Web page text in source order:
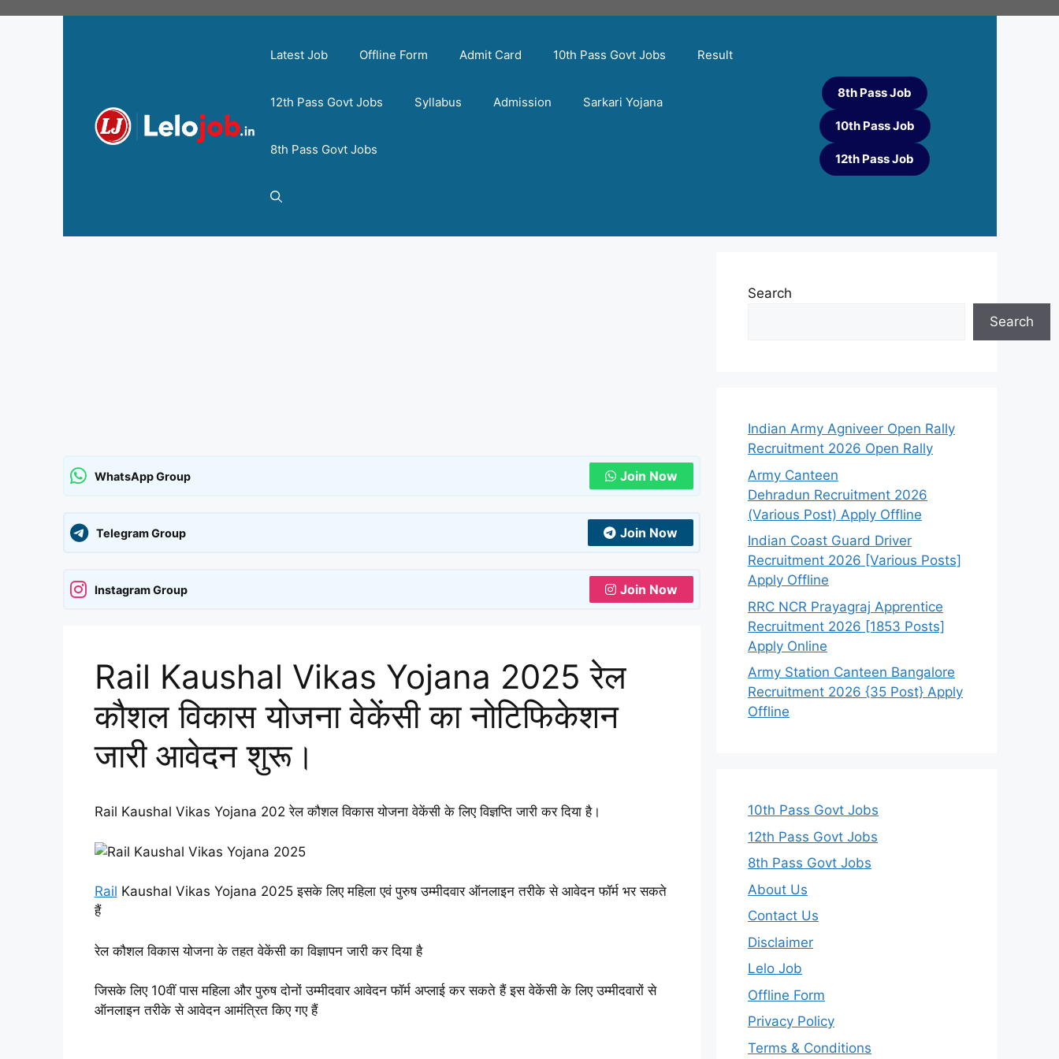
Latest Job Offline Form Admit Card 10th Pass Govt Jobs Result
12th Pass Govt Jobs Syllabus Admission Sarkari Yojana
8th Pass Govt Jobs
8th Pass Job
10th Pass Job
12th Pass Job
WhatsApp Group Join Now
Telegram Group Join Now
Instagram Group Join Now
Rail Kaushal Vikas Yojana 2025 रेल
कौशल विकास योजना वेकेंसी का नोटिफिकेशन
जारी आवेदन शुरू।
Rail Kaushal Vikas Yojana 202 रेल कौशल विकास योजना वेकेंसी के लिए विज्ञप्ति जारी कर दिया है।
Rail Kaushal Vikas Yojana 2025 इसके लिए महिला एवं पुरुष उम्मीदवार ऑनलाइन तरीके से आवेदन फॉर्म भर सकते
हैं
रेल कौशल विकास योजना के तहत वेकेंसी का विज्ञापन जारी कर दिया है
जिसके लिए 10वीं पास महिला और पुरुष दोनों उम्मीदवार आवेदन फॉर्म अप्लाई कर सकते हैं इस वेकेंसी के लिए उम्मीदवारों से
ऑनलाइन तरीके से आवेदन आमंत्रित किए गए हैं
Search
Search
Indian Army Agniveer Open Rally
Recruitment 2026 Open Rally
Army Canteen
Dehradun Recruitment 2026
(Various Post) Apply Offline
Indian Coast Guard Driver
Recruitment 2026 [Various Posts]
Apply Offline
RRC NCR Prayagraj Apprentice
Recruitment 2026 [1853 Posts]
Apply Online
Army Station Canteen Bangalore
Recruitment 2026 {35 Post} Apply
Offline
10th Pass Govt Jobs
12th Pass Govt Jobs
8th Pass Govt Jobs
About Us
Contact Us
Disclaimer
Lelo Job
Offline Form
Privacy Policy
Terms & Conditions